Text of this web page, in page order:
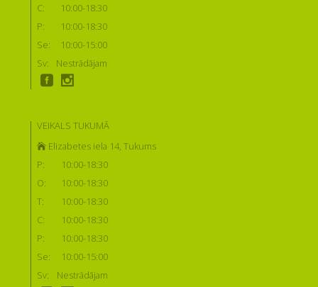
C:
10:00-18:30
P:
10:00-18:30
Se:
10:00-15:00
Sv:
Nestrādājam
VEIKALS TUKUMĀ
Elizabetes iela 14, Tukums
P:
10:00-18:30
O:
10:00-18:30
T:
10:00-18:30
C:
10:00-18:30
P:
10:00-18:30
Se:
10:00-15:00
Sv:
Nestrādājam